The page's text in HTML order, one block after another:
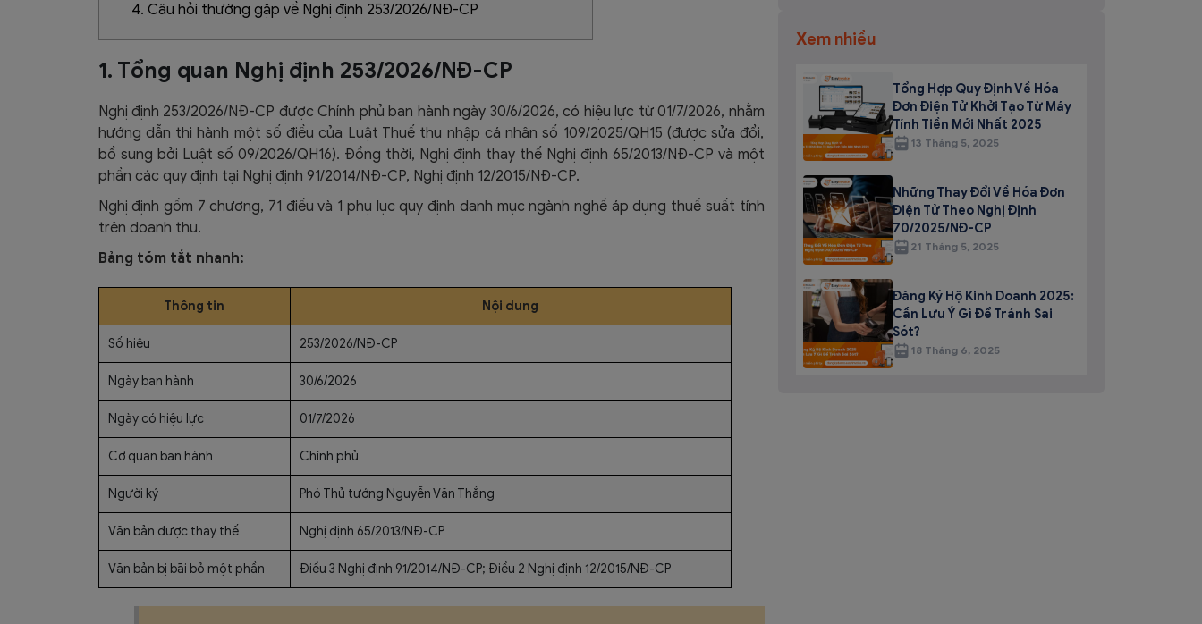
4. Câu hỏi thường gặp về Nghị định 253/2026/NĐ-CP
1. Tổng quan Nghị định 253/2026/NĐ-CP
Nghị định 253/2026/NĐ-CP được Chính phủ ban hành ngày 30/6/2026, có hiệu lực từ 01/7/2026, nhằm
hướng dẫn thi hành một số điều của Luật Thuế thu nhập cá nhân số 109/2025/QH15 (được sửa đổi,
bổ sung bởi Luật số 09/2026/QH16). Đồng thời, Nghị định thay thế Nghị định 65/2013/NĐ-CP và một
phần các quy định tại Nghị định 91/2014/NĐ-CP, Nghị định 12/2015/NĐ-CP.
Nghị định gồm 7 chương, 71 điều và 1 phụ lục quy định danh mục ngành nghề áp dụng thuế suất tính
trên doanh thu.
Bảng tóm tắt nhanh:
Thông tin Nội dung
Số hiệu 253/2026/NĐ-CP
Ngày ban hành 30/6/2026
Ngày có hiệu lực 01/7/2026
Cơ quan ban hành Chính phủ
Người ký Phó Thủ tướng Nguyễn Văn Thắng
Văn bản được thay thế Nghị định 65/2013/NĐ-CP
Văn bản bị bãi bỏ một phần Điều 3 Nghị định 91/2014/NĐ-CP; Điều 2 Nghị định 12/2015/NĐ-CP
Xem nhiều
Tổng Hợp Quy Định Về Hóa
Đơn Điện Tử Khởi Tạo Từ Máy
Tính Tiền Mới Nhất 2025
13 Tháng 5, 2025
Những Thay Đổi Về Hóa Đơn
Điện Tử Theo Nghị Định
70/2025/NĐ-CP
21 Tháng 5, 2025
Đăng Ký Hộ Kinh Doanh 2025:
Cần Lưu Ý Gì Để Tránh Sai
Sót?
18 Tháng 6, 2025